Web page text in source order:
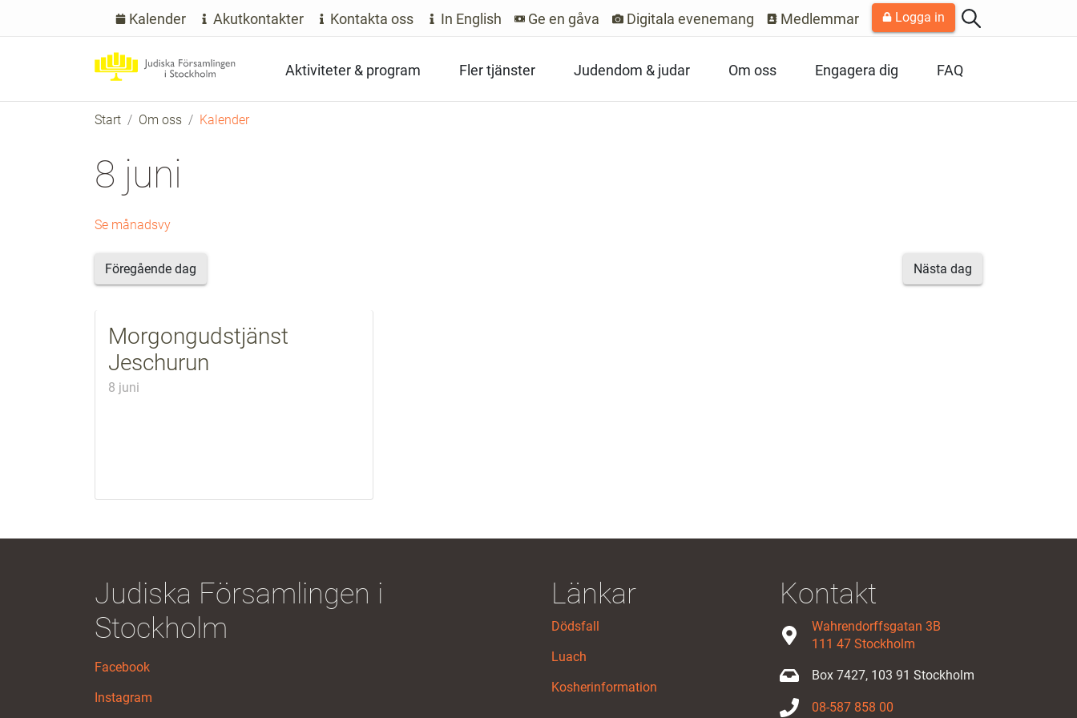
Kalender Akutkontakter Kontakta oss In English Ge en gåva Digitala evenemang Medlemmar Logga in
Aktiviteter & program Fler tjänster Judendom & judar Om oss Engagera dig FAQ
Start Om oss Kalender
8 juni
Se månadsvy
Föregående dag Nästa dag
Morgongudstjänst
Jeschurun
8 juni
Judiska Församlingen i
Stockholm
Facebook
Instagram
Länkar
Dödsfall
Luach
Kosherinformation
Kontakt
Wahrendorffsgatan 3B
111 47 Stockholm
Box 7427, 103 91 Stockholm
08-587 858 00